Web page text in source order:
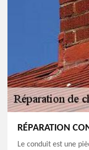
RÉPARATION
Le conduit est une